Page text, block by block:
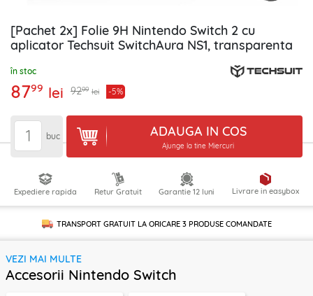
[Pachet 2x] Folie 9H Nintendo Switch 2 cu
aplicator Techsuit SwitchAura NS1, transparenta
în stoc
8799 lei 9299 lei -5%
buc ADAUGA IN COS
Ajunge la tine Miercuri
Expediere rapida Retur Gratuit Garantie 12 luni Livrare in easybox
TRANSPORT GRATUIT LA ORICARE 3 PRODUSECOMANDATE
VEZI MAI MULTE
Accesorii Nintendo Switch